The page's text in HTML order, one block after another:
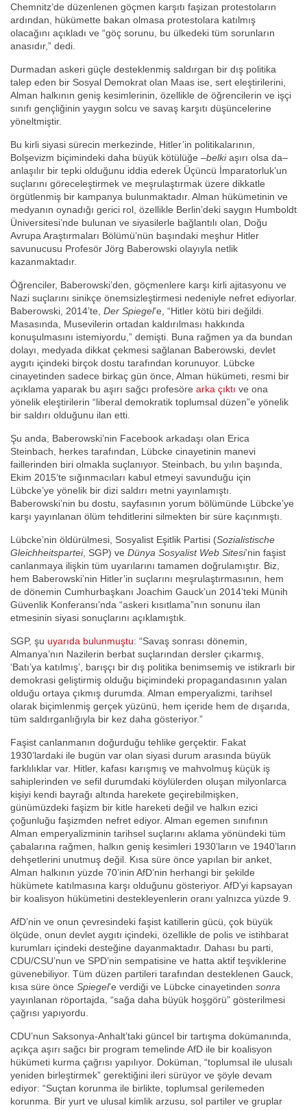
Chemnitz’de düzenlenen göçmen karşıtı faşizan protestoların
ardından, hükümette bakan olmasa protestolara katılmış
olacağını açıkladı ve “göç sorunu, bu ülkedeki tüm sorunların
anasıdır,” dedi.
Durmadan askeri güçle desteklenmiş saldırgan bir dış politika
talep eden bir Sosyal Demokrat olan Maas ise, sert eleştirilerini,
Alman halkının geniş kesimlerinin, özellikle de öğrencilerin ve işçi
sınıfı gençliğinin yaygın solcu ve savaş karşıtı düşüncelerine
yöneltmiştir.
Bu kirli siyasi sürecin merkezinde, Hitler’in politikalarının,
Bolşevizm biçimindeki daha büyük kötülüğe –belkiaşırı olsa da–
anlaşılır bir tepki olduğunu iddia ederek Üçüncü İmparatorluk’un
suçlarını göreceleştirmek ve meşrulaştırmak üzere dikkatle
örgütlenmiş bir kampanya bulunmaktadır. Alman hükümetinin ve
medyanın oynadığı gerici rol, özellikle Berlin’deki saygın Humboldt
Üniversitesi’nde bulunan ve siyasilerle bağlantılı olan, Doğu
Avrupa Araştırmaları Bölümü’nün başındaki meşhur Hitler
savunucusu Profesör Jörg Baberowski olayıyla netlik
kazanmaktadır.
Öğrenciler, Baberowski’den, göçmenlere karşı kirli ajitasyonu ve
Nazi suçlarını sinikçe önemsizleştirmesi nedeniyle nefret ediyorlar.
Baberowski, 2014’te, Der Spiegel’e, “Hitler kötü biri değildi.
Masasında, Musevilerin ortadan kaldırılması hakkında
konuşulmasını istemiyordu,” demişti. Buna rağmen ya da bundan
dolayı, medyada dikkat çekmesi sağlanan Baberowski, devlet
aygıtı içindeki birçok dostu tarafından korunuyor. Lübcke
cinayetinden sadece birkaç gün önce, Alman hükümeti, resmi bir
açıklama yaparak bu aşırı sağcı profesöre arka çıktı ve ona
yönelik eleştirilerin “liberal demokratik toplumsal düzen”e yönelik
bir saldırı olduğunu ilan etti.
Şu anda, Baberowski’nin Facebook arkadaşı olan Erica
Steinbach, herkes tarafından, Lübcke cinayetinin manevi
faillerinden biri olmakla suçlanıyor. Steinbach, bu yılın başında,
Ekim 2015’te sığınmacıları kabul etmeyi savunduğu için
Lübcke’ye yönelik bir dizi saldırı metni yayınlamıştı.
Baberowski’nin bu dostu, sayfasının yorum bölümünde Lübcke’ye
karşı yayınlanan ölüm tehditlerini silmekten bir süre kaçınmıştı.
Lübcke’nin öldürülmesi, Sosyalist Eşitlik Partisi (Sozialistische
Gleichheitspartei, SGP) ve Dünya Sosyalist Web Sitesi’nin faşist
canlanmaya ilişkin tüm uyarılarını tamamen doğrulamıştır. Biz,
hem Baberowski’nin Hitler’in suçlarını meşrulaştırmasının, hem
de dönemin Cumhurbaşkanı Joachim Gauck’un 2014’teki Münih
Güvenlik Konferansı’nda “askeri kısıtlama”nın sonunu ilan
etmesinin siyasi sonuçlarını açıklamıştık.
SGP, şu uyarıda bulunmuştu: “Savaş sonrası dönemin,
Almanya’nın Nazilerin berbat suçlarından dersler çıkarmış,
‘Batı’ya katılmış’, barışçı bir dış politika benimsemiş ve istikrarlı bir
demokrasi geliştirmiş olduğu biçimindeki propagandasının yalan
olduğu ortaya çıkmış durumda. Alman emperyalizmi, tarihsel
olarak biçimlenmiş gerçek yüzünü, hem içeride hem de dışarıda,
tüm saldırganlığıyla bir kez daha gösteriyor.”
Faşist canlanmanın doğurduğu tehlike gerçektir. Fakat
1930’lardaki ile bugün var olan siyasi durum arasında büyük
farklılıklar var. Hitler, kafası karışmış ve mahvolmuş küçük iş
sahiplerinden ve sefil durumdaki köylülerden oluşan milyonlarca
kişiyi kendi bayrağı altında harekete geçirebilmişken,
günümüzdeki faşizm bir kitle hareketi değil ve halkın ezici
çoğunluğu faşizmden nefret ediyor. Alman egemen sınıfının
Alman emperyalizminin tarihsel suçlarını aklama yönündeki tüm
çabalarına rağmen, halkın geniş kesimleri 1930’ların ve 1940’ların
dehşetlerini unutmuş değil. Kısa süre önce yapılan bir anket,
Alman halkının yüzde 70’inin AfD’nin herhangi bir şekilde
hükümete katılmasına karşı olduğunu gösteriyor. AfD’yi kapsayan
bir koalisyon hükümetini destekleyenlerin oranı yalnızca yüzde 9.
AfD’nin ve onun çevresindeki faşist katillerin gücü, çok büyük
ölçüde, onun devlet aygıtı içindeki, özellikle de polis ve istihbarat
kurumları içindeki desteğine dayanmaktadır. Dahası bu parti,
CDU/CSU’nun ve SPD’nin sempatisine ve hatta aktif teşviklerine
güvenebiliyor. Tüm düzen partileri tarafından desteklenen Gauck,
kısa süre önce Spiegel’e verdiği ve Lübcke cinayetinden sonra
yayınlanan röportajda, “sağa daha büyük hoşgörü” gösterilmesi
çağrısı yapıyordu.
CDU’nun Saksonya-Anhalt’taki güncel bir tartışma dokümanında,
açıkça aşırı sağcı bir program temelinde AfD ile bir koalisyon
hükümeti kurma çağrısı yapılıyor. Doküman, “toplumsal ile ulusalı
yeniden birleştirmek” gerektiğini ileri sürüyor ve şöyle devam
ediyor: “Suçtan korunma ile birlikte, toplumsal gerilemeden
korunma. Bir yurt ve ulusal kimlik arzusu, sol partiler ve gruplar